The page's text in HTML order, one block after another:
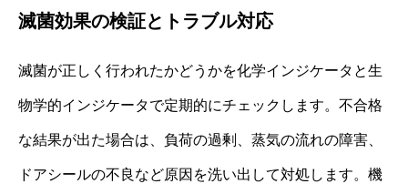
滅菌効果の検証とトラブル対応
滅菌が正しく行われたかどうかを化学インジケータと生
物学的インジケータで定期的にチェックします。不合格
な結果が出た場合は、負荷の過剰、蒸気の流れの障害、
ドアシールの不良など原因を洗い出して対処します。機